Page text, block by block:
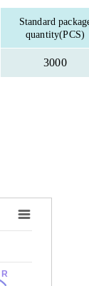
Standard
quantity(PCS)
3000
R